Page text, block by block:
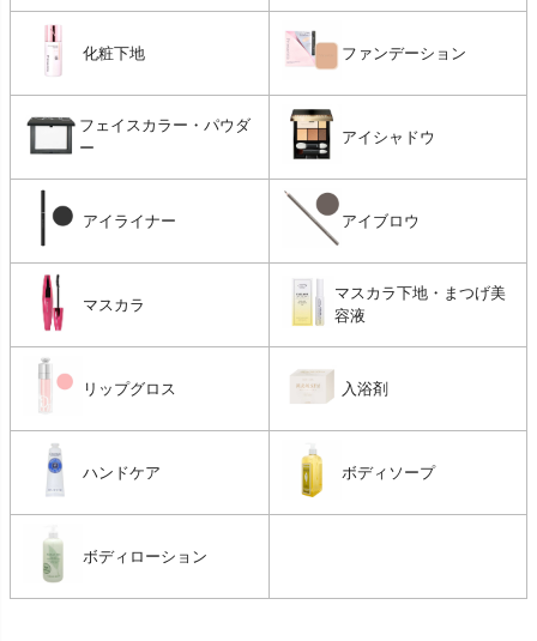
化粧下地 ファンデーション
フェイスカラー・パウダ
ー
アイシャドウ
アイライナー アイブロウ
マスカラ
マスカラ下地・まつげ美
容液
リップグロス 入浴剤
ハンドケア ボディソープ
ボディローション